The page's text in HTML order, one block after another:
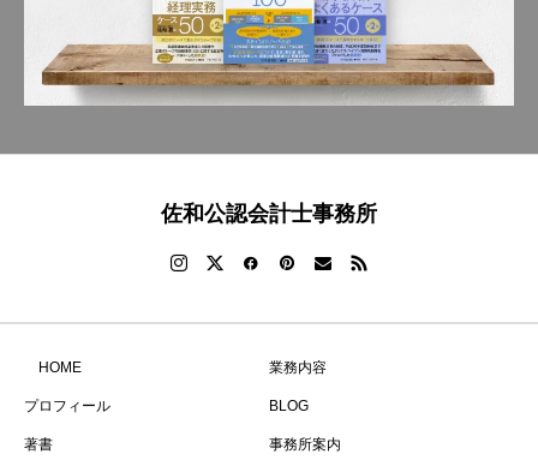
佐和公認会計士事務所
HOME 業務内容
プロフィール BLOG
著書 事務所案内